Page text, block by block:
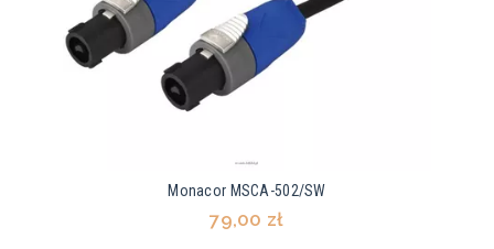
Monacor MSCA-502/SW
79,00 zł